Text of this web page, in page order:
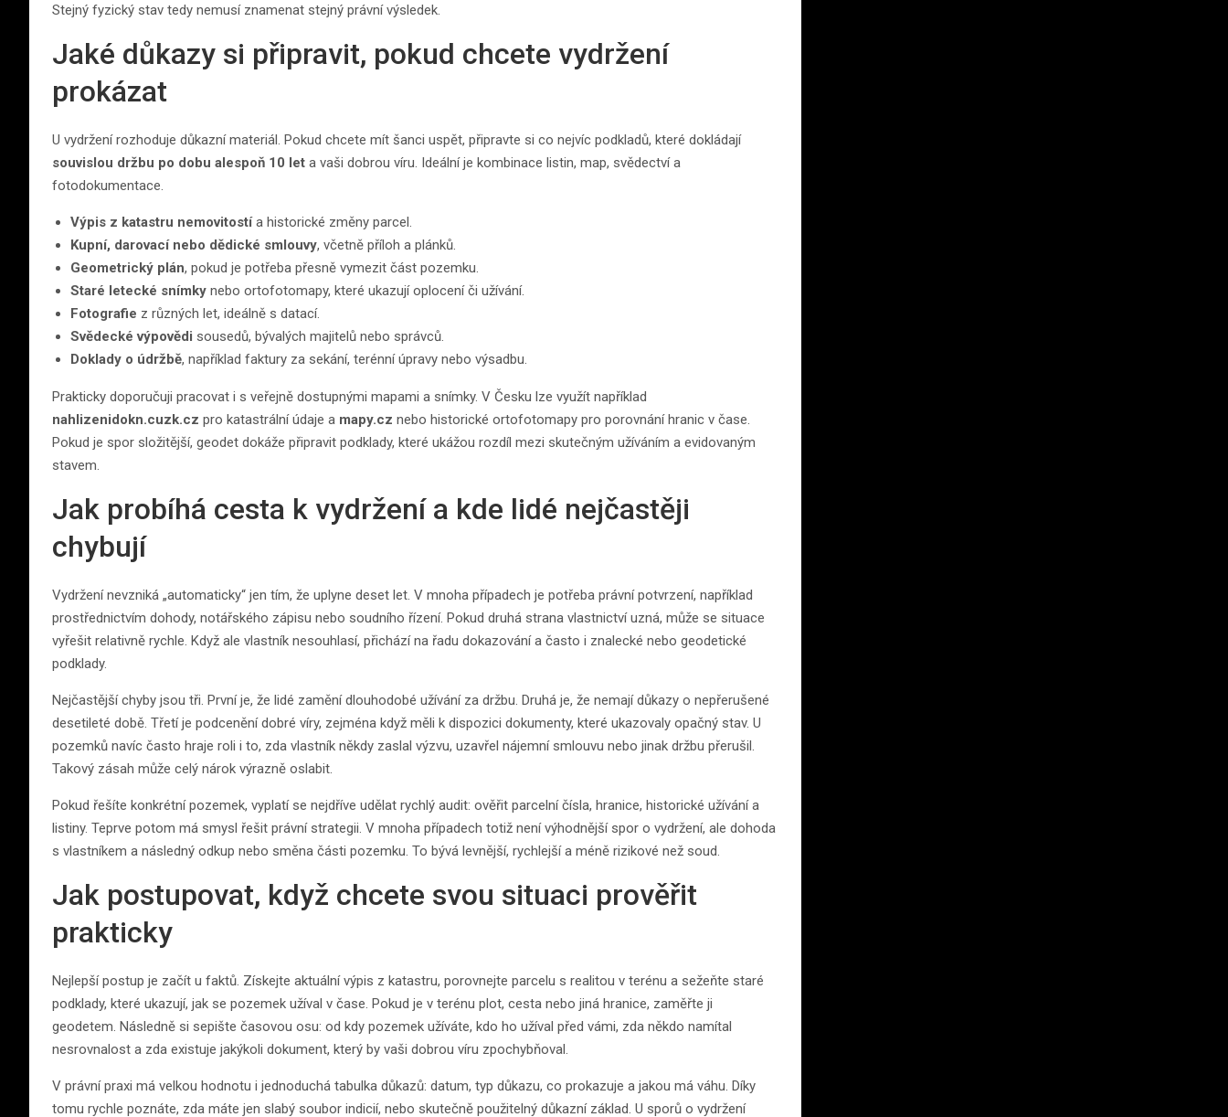
Stejný fyzický stav tedy nemusí znamenat stejný právní výsledek.
Jaké důkazy si připravit, pokud chcete vydržení
prokázat
U vydržení rozhoduje důkazní materiál. Pokud chcete mít šanci uspět, připravte si co nejvíc podkladů, které dokládají
souvislou držbu po dobu alespoň 10 let a vaši dobrou víru. Ideální je kombinace listin, map, svědectví a
fotodokumentace.
Výpis z katastru nemovitostía historické změny parcel.
Kupní, darovací nebo dědické smlouvy, včetně příloh a plánků.
Geometrický plán, pokud je potřeba přesně vymezit část pozemku.
Staré letecké snímky nebo ortofotomapy, které ukazují oplocení či užívání.
Fotografie z různých let, ideálně s datací.
Svědecké výpovědi sousedů, bývalých majitelů nebo správců.
Doklady o údržbě, například faktury za sekání, terénní úpravy nebo výsadbu.
Prakticky doporučuji pracovat i s veřejně dostupnými mapami a snímky. V Česku lze využít například
nahlizenidokn.cuzk.cz pro katastrální údaje a mapy.cz nebo historické ortofotomapy pro porovnání hranic v čase.
Pokud je spor složitější, geodet dokáže připravit podklady, které ukážou rozdíl mezi skutečným užíváním a evidovaným
stavem.
Jak probíhá cesta k vydržení a kde lidé nejčastěji
chybují
Vydržení nevzniká „automaticky“ jen tím, že uplyne deset let. V mnoha případech je potřeba právní potvrzení, například
prostřednictvím dohody, notářského zápisu nebo soudního řízení. Pokud druhá strana vlastnictví uzná, může se situace
vyřešit relativně rychle. Když ale vlastník nesouhlasí, přichází na řadu dokazování a často i znalecké nebo geodetické
podklady.
Nejčastější chyby jsou tři. První je, že lidé zamění dlouhodobé užívání za držbu. Druhá je, že nemají důkazy o nepřerušené
desetileté době. Třetí je podcenění dobré víry, zejména když měli k dispozici dokumenty, které ukazovaly opačný stav. U
pozemků navíc často hraje roli i to, zda vlastník někdy zaslal výzvu, uzavřel nájemní smlouvu nebo jinak držbu přerušil.
Takový zásah může celý nárok výrazně oslabit.
Pokud řešíte konkrétní pozemek, vyplatí se nejdříve udělat rychlý audit: ověřit parcelní čísla, hranice, historické užívání a
listiny. Teprve potom má smysl řešit právní strategii. V mnoha případech totiž není výhodnější spor o vydržení, ale dohoda
s vlastníkem a následný odkup nebo směna části pozemku. To bývá levnější, rychlejší a méně rizikové než soud.
Jak postupovat, když chcete svou situaci prověřit
prakticky
Nejlepší postup je začít u faktů. Získejte aktuální výpis z katastru, porovnejte parcelu s realitou v terénu a sežeňte staré
podklady, které ukazují, jak se pozemek užíval v čase. Pokud je v terénu plot, cesta nebo jiná hranice, zaměřte ji
geodetem. Následně si sepište časovou osu: od kdy pozemek užíváte, kdo ho užíval před vámi, zda někdo namítal
nesrovnalost a zda existuje jakýkoli dokument, který by vaši dobrou víru zpochybňoval.
V právní praxi má velkou hodnotu i jednoduchá tabulka důkazů: datum, typ důkazu, co prokazuje a jakou má váhu. Díky
tomu rychle poznáte, zda máte jen slabý soubor indicií, nebo skutečně použitelný důkazní základ. U sporů o vydržení